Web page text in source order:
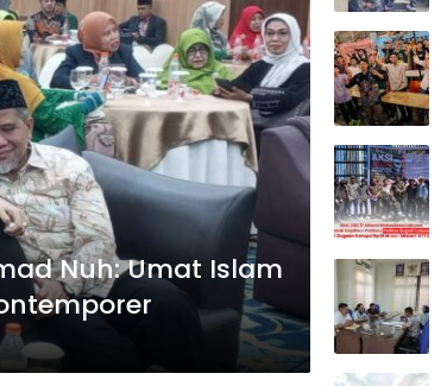
Nuh: Umat Islam